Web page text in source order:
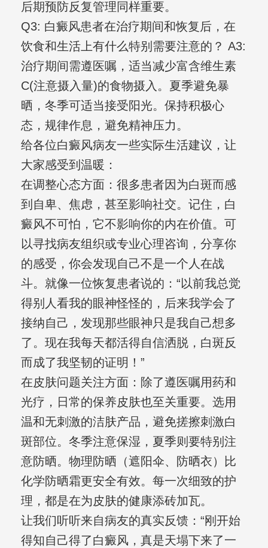
后期预防反复管理同样重要。
Q3: 白癜风患者在治疗期间和恢复后，在
饮食和生活上有什么特别需要注意的？ A3:
治疗期间需遵医嘱，适当减少富含维生素
C(注意摄入量)的食物摄入。夏季避免暴
晒，冬季可适当接受阳光。保持积极心
态，规律作息，避免精神压力。
给各位白癜风病友一些实际生活建议，让
大家感受到温暖：
在调整心态方面：很多患者因为白斑而感
到自卑、焦虑，甚至影响社交。记住，白
癜风不可怕，它不影响你的内在价值。可
以寻找病友组织或专业心理咨询，分享你
的感受，你会发现自己不是一个人在战
斗。就像一位恢复患者说的：“以前我总觉
得别人看我的眼神怪怪的，后来我学会了
接纳自己，发现那些眼神只是我自己想多
了。现在我每天都活得自信洒脱，白斑反
而成了我坚韧的证明！”
在皮肤问题关注方面：除了遵医嘱用药和
光疗，日常的保养皮肤也至关重要。选用
温和无刺激的洁肤产品，避免搓擦刺激白
斑部位。冬季注意保湿，夏季则要特别注
意防晒。物理防晒（遮阳伞、防晒衣）比
化学防晒霜更安全有效。每一次细致的护
理，都是在为皮肤的健康添砖加瓦。
让我们听听来自病友的真实反馈：“刚开始
得知自己得了白癜风，真是天塌下来了一